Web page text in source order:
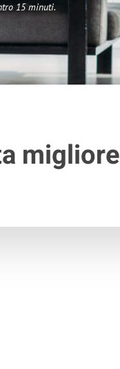
15 minuti.
migliore